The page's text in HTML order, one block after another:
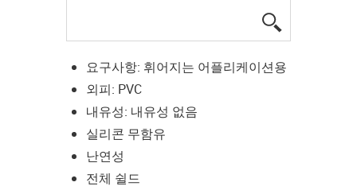
요구사항: 휘어지는 어플리케이션용
외피: PVC
내유성: 내유성 없음
실리콘 무함유
난연성
전체 쉴드